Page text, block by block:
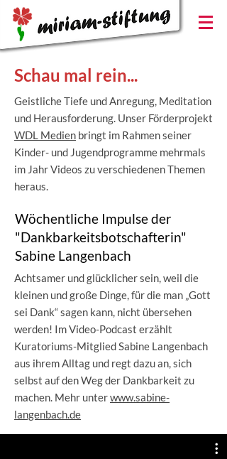
Schau mal rein...
Geistliche Tiefe und Anregung, Meditation
und Herausforderung. Unser Förderprojekt
WDL Medien bringt im Rahmen seiner
Kinder- und Jugendprogramme mehrmals
im Jahr Videos zu verschiedenen Themen
heraus.
Wöchentliche Impulse der
"Dankbarkeitsbotschafterin"
Sabine Langenbach
Achtsamer und glücklicher sein, weil die
kleinen und große Dinge, für die man „Gott
sei Dank“ sagen kann, nicht übersehen
werden! Im Video-Podcast erzählt
Kuratoriums-Mitglied Sabine Langenbach
aus ihrem Alltag und regt dazu an, sich
selbst auf den Weg der Dankbarkeit zu
machen. Mehr unterwww.sabine-
langenbach.de